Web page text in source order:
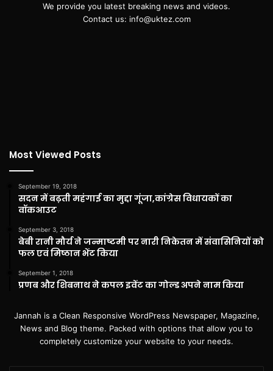
We provide you latest breaking news and videos.
Contact us: info@uktez.com
Most Viewed Posts
September 19, 2018
सदन में बढ़ती महंगाई का मुद्दा गूंजा,कांग्रेस विधायकों का
वॉकआउट
September 3, 2018
बेबी रानी मौर्य ने जन्माष्टमी पर नारी निकेतन में संवासिनियों को
फल एवं मिष्ठान भेंट किया
September 1, 2018
प्रणब और शिबनाथ ने कपल इवेंट का गोल्ड अपने नाम किया
Jannah is a Clean Responsive WordPress Newspaper, Magazine,
News and Blog theme. Packed with options that allow you to
completely customize your website to your needs.